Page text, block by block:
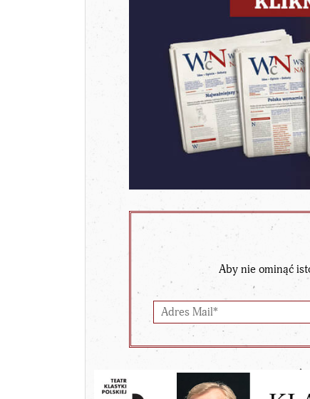
Aby nie ominąć